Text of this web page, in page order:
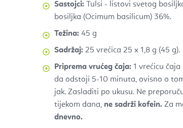
Sastojci: Tulsi - listovi svetog
bosiljka (Ocimum basilicum) 36%.
Težina: 45 g
Sadržaj: 25 vrećica 25 x 1,8 g (45 g).
Priprema vrućeg čaja: 1 vrećicu
da odstoji 5-10 minuta, ovisno o
jak. Zasladiti po ukusu. Ne
tijekom dana, ne sadrži kofein. Za
dnevno.